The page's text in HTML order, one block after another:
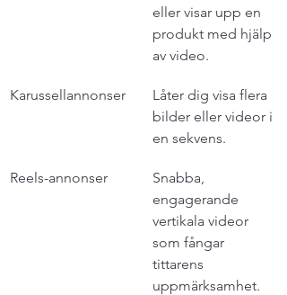
eller visar upp en
produkt med hjälp
av video.
Karussellannonser
Låter dig visa flera
bilder eller videor i
en sekvens.
Reels-annonser
Snabba,
engagerande
vertikala videor
som fångar
tittarens
uppmärksamhet.